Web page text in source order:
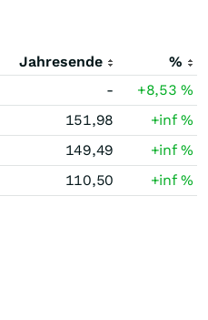
Jahresende
%
- +8,53%
151,98 +inf%
149,49 +inf%
110,50 +inf%